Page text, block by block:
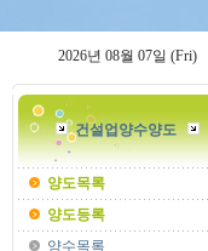
2026년 08월 07일 (Fri)
건설업양수양도
양도목록
양도등록
양수목록